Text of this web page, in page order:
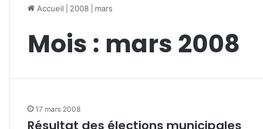
Accueil 2008 mars
Mois : mars 2008
17 mars 2008
Résultat des élections municipales